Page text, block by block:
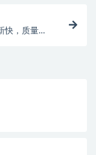
快，质量